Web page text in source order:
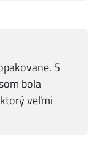
S
bola
veľmi